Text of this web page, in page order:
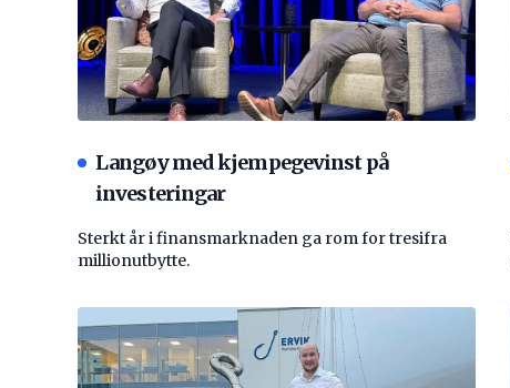
Langøy med kjempegevinst på
investeringar
Sterkt år i finansmarknaden ga rom for tresifra
millionutbytte.